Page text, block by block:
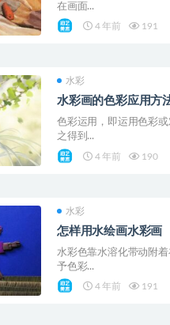
在画面...
4 年前 191
水彩
水彩画的色彩应用方
色彩运用，即运用色彩
之得到...
4 年前 190
水彩
怎样用水绘画水彩画
水彩色靠水溶化带动附
予色彩...
4 年前 191